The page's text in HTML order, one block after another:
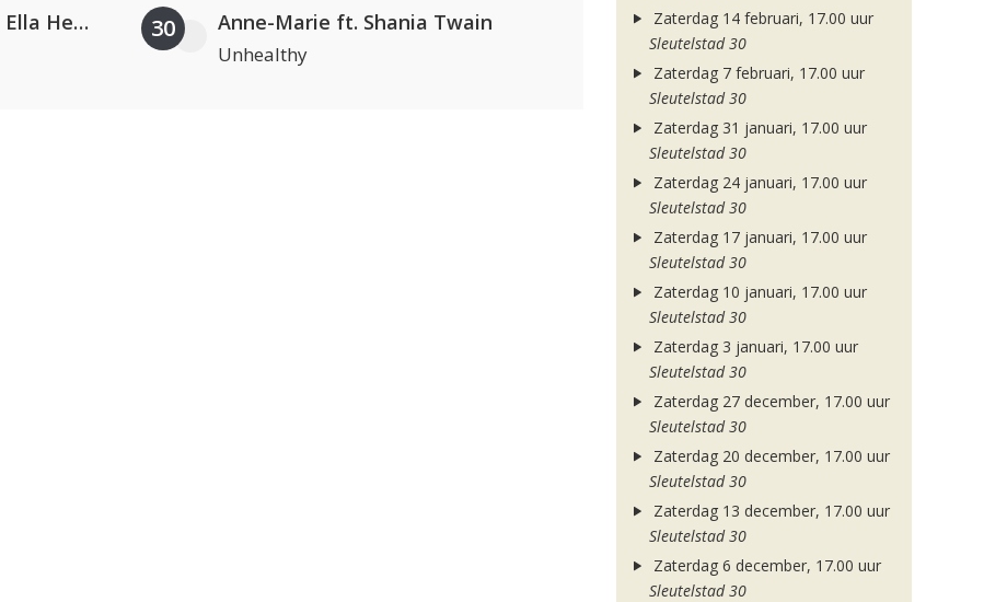
Nathan Dawe, Joel Corry & Ella Henderson 30 Anne-Marie ft. Shania Twain
Unhealthy
Zaterdag 14 februari, 17.00 uur
Sleutelstad 30
Zaterdag 7 februari, 17.00 uur
Sleutelstad 30
Zaterdag 31 januari, 17.00 uur
Sleutelstad 30
Zaterdag 24 januari, 17.00 uur
Sleutelstad 30
Zaterdag 17 januari, 17.00 uur
Sleutelstad 30
Zaterdag 10 januari, 17.00 uur
Sleutelstad 30
Zaterdag 3 januari, 17.00 uur
Sleutelstad 30
Zaterdag 27 december, 17.00 uur
Sleutelstad 30
Zaterdag 20 december, 17.00 uur
Sleutelstad 30
Zaterdag 13 december, 17.00 uur
Sleutelstad 30
Zaterdag 6 december, 17.00 uur
Sleutelstad 30